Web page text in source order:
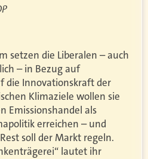
setzen die Liberalen – auch
– in Bezug auf
die Innovationskraft der
Klimaziele wollen sie
Emissionshandel als
erreichen – und
soll der Markt regeln.
lautet ihr